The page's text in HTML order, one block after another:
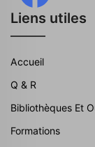
Liens utiles
Accueil
Q & R
Bibliothèques Et
Formations